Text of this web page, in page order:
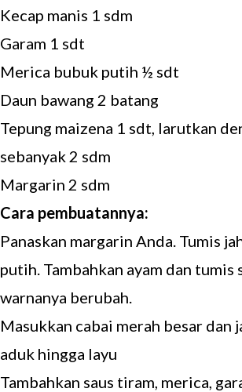
Kecap manis 1 sdm
Garam 1 sdt
Merica bubuk putih ½ sdt
Daun bawang 2 batang
Tepung maizena 1 sdt, larutkan
sebanyak 2 sdm
Margarin 2 sdm
Cara pembuatannya:
Panaskan margarin Anda. Tumis
putih. Tambahkan ayam dan tumis
warnanya berubah.
Masukkan cabai merah besar dan
aduk hingga layu
Tambahkan saus tiram, merica,